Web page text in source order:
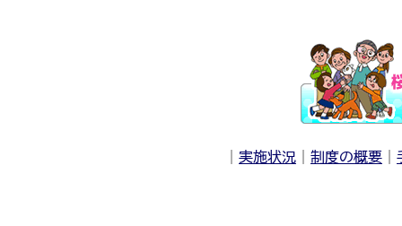
実施状況 制度の概要